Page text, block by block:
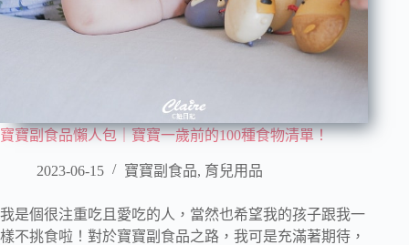
寶寶副食品懶人包｜寶寶一歲前的100種食物清單！
2023-06-15 寶寶副食品, 育兒用品
我是個很注重吃且愛吃的人，當然也希望我的孩子跟我一
樣不挑食啦！對於寶寶副食品之路，我可是充滿著期待，